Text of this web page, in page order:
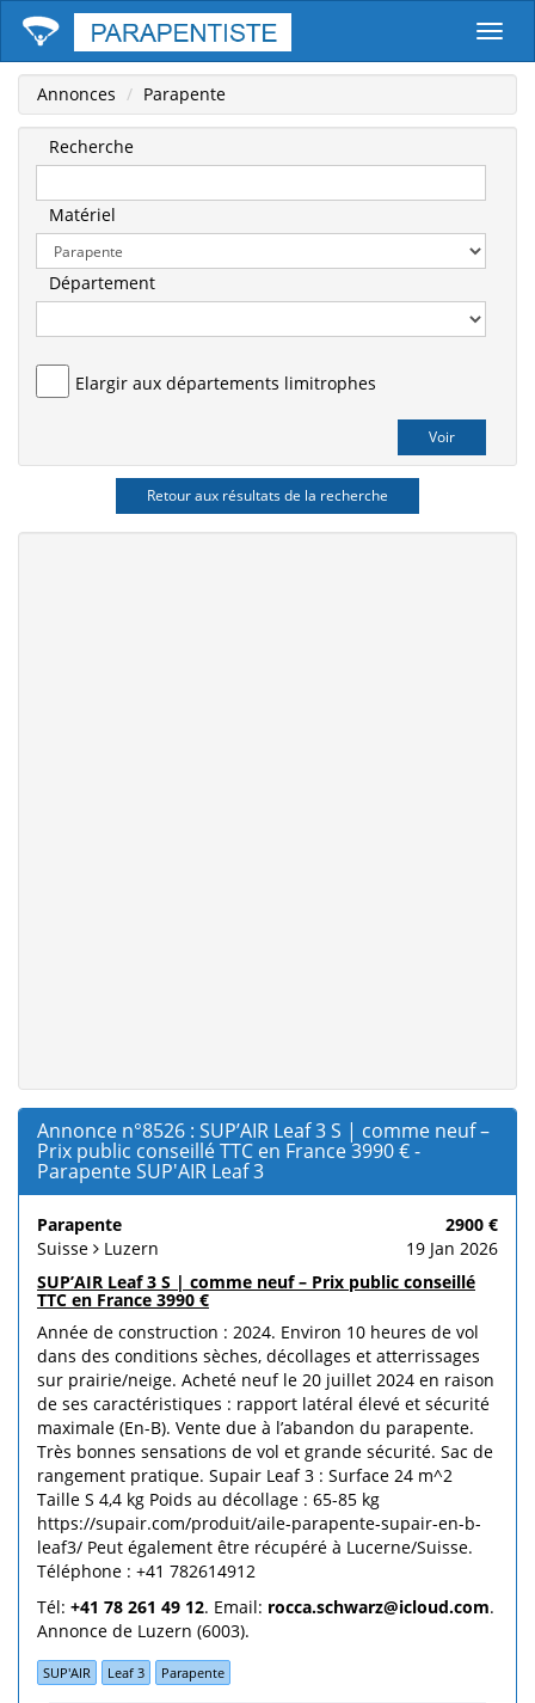
Annonces Parapente
Recherche
Matériel
Département
Elargir aux départements limitrophes
Retour aux résultats de la recherche
Annonce n°8526 : SUP’AIR Leaf 3 S | comme neuf –
Prix public conseillé TTC en France 3990 € -
Parapente SUP'AIR Leaf 3
Parapente
2900 €
Suisse
Luzern
19 Jan 2026
SUP’AIR Leaf 3 S | comme neuf – Prix public conseillé
TTC en France 3990 €
Année de construction : 2024. Environ 10 heures de vol
dans des conditions sèches, décollages et atterrissages
sur prairie/neige. Acheté neuf le 20 juillet 2024 en raison
de ses caractéristiques : rapport latéral élevé et sécurité
maximale (En-B). Vente due à l’abandon du parapente.
Très bonnes sensations de vol et grande sécurité. Sac de
rangement pratique. Supair Leaf 3 : Surface 24 m^2
Taille S 4,4 kg Poids au décollage : 65-85 kg
https://supair.com/produit/aile-parapente-supair-en-b-
leaf3/ Peut également être récupéré à Lucerne/Suisse.
Téléphone : +41 782614912
Tél: +41 78 261 49 12. Email: rocca.schwarz@icloud.com.
Annonce de Luzern (6003).
SUP'AIR Leaf 3 Parapente